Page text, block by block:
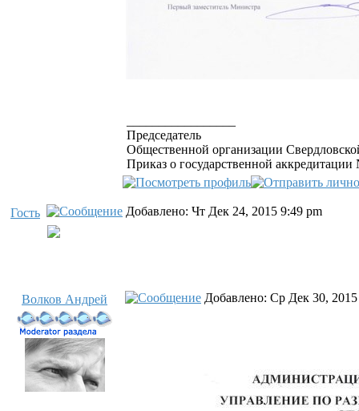
Председатель
Общественной организации
Приказ о государственной
Гость Добавлено: Чт Дек 24, 2015 9:49 pm
Волков Андрей Добавлено: Ср Дек 30,